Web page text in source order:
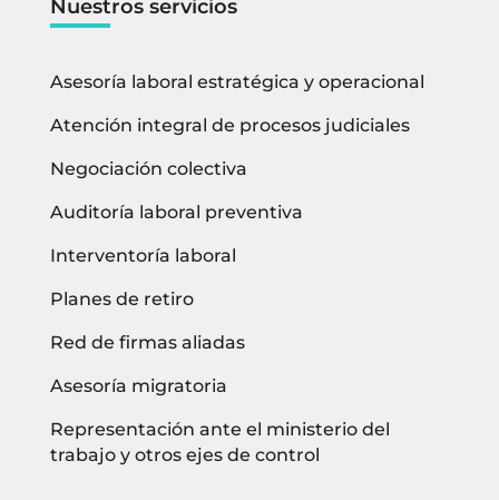
Nuestros servicios
Asesoría laboral estratégica y operacional
Atención integral de procesos judiciales
Negociación colectiva
Auditoría laboral preventiva
Interventoría laboral
Planes de retiro
Red de firmas aliadas
Asesoría migratoria
Representación ante el ministerio del
trabajo y otros ejes de control